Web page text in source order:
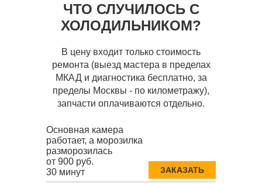
ЧТО СЛУЧИЛОСЬ С
ХОЛОДИЛЬНИКОМ?
В цену входит только стоимость
ремонта (выезд мастера в пределах
МКАД и диагностика бесплатно, за
пределы Москвы - по километражу),
запчасти оплачиваются отдельно.
Основная камера
работает, а морозилка
разморозилась
от 900 руб.
30 минут
ЗАКАЗАТЬ